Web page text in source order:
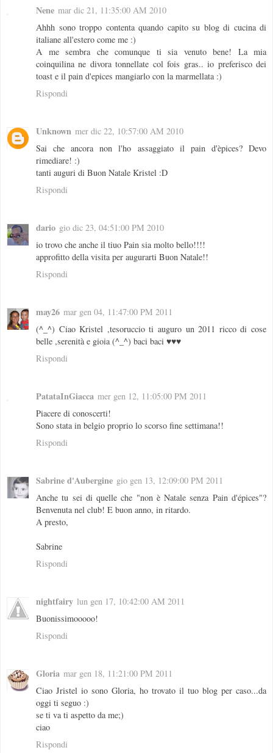
Nene mar dic 21, 11:35:00 AM 2010
Ahhh sono troppo contenta quando capito su blog di cucina di
italiane all'estero come me :)
A me sembra che comunque ti sia venuto bene! La mia
coinquilina ne divora tonnellate col fois gras.. io preferisco dei
toast e il pain d'epices mangiarlo con la marmellata :)
Rispondi
Unknown mer dic 22, 10:57:00 AM 2010
Sai che ancora non l'ho assaggiato il pain d'èpices? Devo
rimediare! :)
tanti auguri di Buon Natale Kristel :D
Rispondi
dario gio dic 23, 04:51:00 PM 2010
io trovo che anche il tiuo Pain sia molto bello!!!!
approfitto della visita per augurarti Buon Natale!!
Rispondi
may26 mar gen 04, 11:47:00 PM 2011
(^_^) Ciao Kristel ,tesoruccio ti auguro un 2011 ricco di cose
belle ,serenità e gioia (^_^) baci baci ♥♥♥
Rispondi
PatataInGiacca mer gen 12, 11:05:00 PM 2011
Piacere di conoscerti!
Sono stata in belgio proprio lo scorso fine settimana!!
Rispondi
Sabrine d'Aubergine gio gen 13, 12:09:00 PM 2011
Anche tu sei di quelle che "non è Natale senza Pain d'épices"?
Benvenuta nel club! E buon anno, in ritardo.
A presto,
Sabrine
Rispondi
nightfairy lun gen 17, 10:42:00 AM 2011
Buonissimooooo!
Rispondi
Gloria mar gen 18, 11:21:00 PM 2011
Ciao Jristel io sono Gloria, ho trovato il tuo blog per caso...da
oggi ti seguo :)
se ti va ti aspetto da me;)
ciao
Rispondi